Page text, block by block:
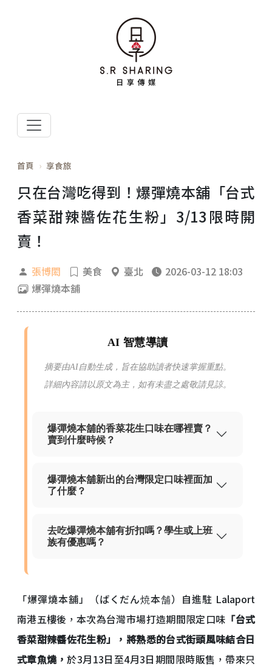
首頁 享食旅
只在台灣吃得到！爆彈燒本舖「台式
香菜甜辣醬佐花生粉」3/13限時開
賣！
張博閎 美食 臺北
2026-03-12 18:03
爆彈燒本舖
AI 智慧導讀
摘要由AI自動生成，旨在協助讀者快速掌握重點。
詳細內容請以原文為主，如有未盡之處敬請見諒。
爆彈燒本舖的香菜花生口味在哪裡賣？
賣到什麼時候？
爆彈燒本舖新出的台灣限定口味裡面加
了什麼？
去吃爆彈燒本舖有折扣嗎？學生或上班
族有優惠嗎？
「爆彈燒本舖」（ばくだん焼本舗）自進駐 Lalaport
南港五樓後，本次為台灣市場打造期間限定口味 「台式
香菜甜辣醬佐花生粉」，將熟悉的台式街頭風味結合日
式章魚燒，於3月13日至4月3日期間限時販售，帶來只